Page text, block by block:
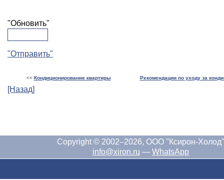
"Обновить"
"Отправить"
<< Кондиционирование квартиры Рекомендации по уходу за
[Назад]
Copyright © 2002–2026, ООО "Ксирон-Холод"
info@xiron.ru — WhatsApp